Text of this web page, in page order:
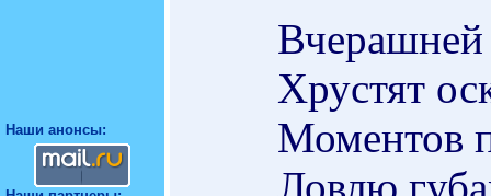
Наши анонсы:
Вчерашней
Хрустят
Моментов
Ловлю